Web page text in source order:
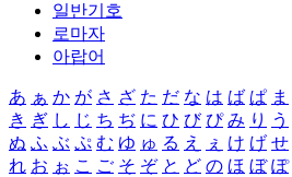
일반기호
로마자
아랍어
あ ぁ か が さ ざ た だ な は ば ぱ ま
き ぎ し じ ち ぢ に ひ び ぴ み り う
ぬ ふ ぶ ぷ む ゆ ゅ る え ぇ け げ せ
れ お ぉ こ ご そ ぞ と ど の ほ ぼ ぽ